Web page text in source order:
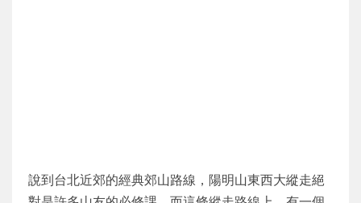
說到台北近郊的經典郊山路線，陽明山東西大縱走絕